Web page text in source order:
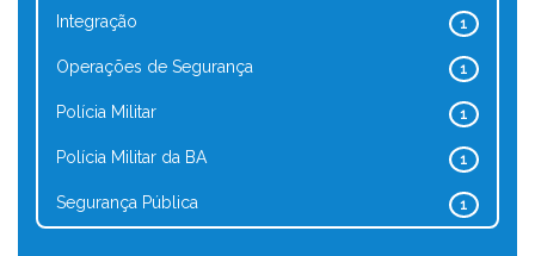
1
Integração
1
Operações de Segurança
1
Polícia Militar
1
Polícia Militar da BA
1
Segurança Pública